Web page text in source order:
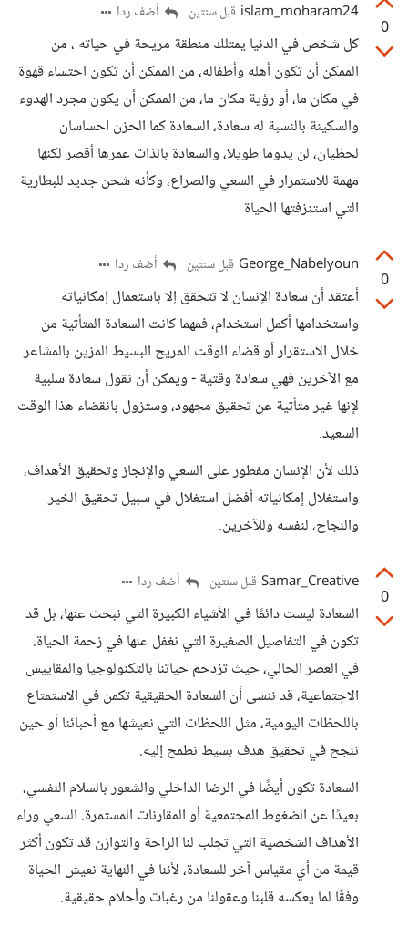
0
islam_moharam24 قبل سنتين أضف ردا
كل شخص في الدنيا يمتلك منطقة مريحة في حياته ، من
الممكن أن تكون أهله وأطفاله، من الممكن أن تكون احتساء قهوة
في مكان ما، أو رؤية مكان ما، من الممكن أن يكون مجرد الهدوء
والسكينة بالنسبة له سعادة، السعادة كما الحزن احساسان
لحظيان، لن يدوما طويلا، والسعادة بالذات عمرها أقصر لكنها
مهمة للاستمرار في السعي والصراع، وكأنه شحن جديد للبطارية
التي استنزفتها الحياة
0
George_Nabelyoun قبل سنتين أضف ردا
أعتقد أن سعادة الإنسان لا تتحقق إلا باستعمال إمكانياته
واستخدامها أكمل استخدام، فمهما كانت السعادة المتأتية من
خلال الاستقرار أو قضاء الوقت المريح البسيط المزين بالمشاعر
مع الآخرين فهي سعادة وقتية - ويمكن أن نقول سعادة سلبية
لإنها غير متأتية عن تحقيق مجهود، وستزول بانقضاء هذا الوقت
السعيد.
ذلك لأن الإنسان مفطور على السعي والإنجاز وتحقيق الأهداف،
واستغلال إمكانياته أفضل استغلال في سبيل تحقيق الخير
والنجاح، لنفسه وللآخرين.
0
Samar_Creative قبل سنتين أضف ردا
السعادة ليست دائمًا في الأشياء الكبيرة التي نبحث عنها، بل قد
تكون في التفاصيل الصغيرة التي نغفل عنها في زحمة الحياة.
في العصر الحالي، حيث تزدحم حياتنا بالتكنولوجيا والمقاييس
الاجتماعية، قد ننسى أن السعادة الحقيقية تكمن في الاستمتاع
باللحظات اليومية، مثل اللحظات التي نعيشها مع أحبائنا أو حين
ننجح في تحقيق هدف بسيط نطمح إليه.
السعادة تكون أيضًا في الرضا الداخلي والشعور بالسلام النفسي،
بعيدًا عن الضغوط المجتمعية أو المقارنات المستمرة. السعي وراء
الأهداف الشخصية التي تجلب لنا الراحة والتوازن قد تكون أكثر
قيمة من أي مقياس آخر للسعادة، لأننا في النهاية نعيش الحياة
وفقًا لما يعكسه قلبنا وعقولنا من رغبات وأحلام حقيقية.